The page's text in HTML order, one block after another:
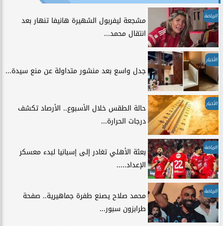
الرياضة
مشجعة ليفربول الشهيرة هانيفا تنهار بعد
انتقال محمد...
الأخبار
جدل واسع بعد منشور متداولة عن منع سيدة...
الأخبار
حالة الطقس خلال الأسبوع.. الأرصاد تكشف
درجات الحرارة...
الرياضة
بعثة الأهلي تغادر إلى إسبانيا لبدء معسكر
الإعداد.....
الرياضة
محمد صلاح يصنع طفرة جماهيرية.. صفحة
طرابزون سبور...